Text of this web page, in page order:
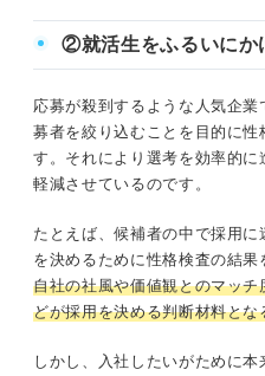
②就活生をふるいにか
応募が殺到するような人気企
募者を絞り込むことを目的に
す。それにより選考を効率的
軽減させているのです。
たとえば、候補者の中で採用
を決めるために性格検査の結果
自社の社風や価値観とのマッ
どが採用を決める判断材料と
しかし、入社したいがために